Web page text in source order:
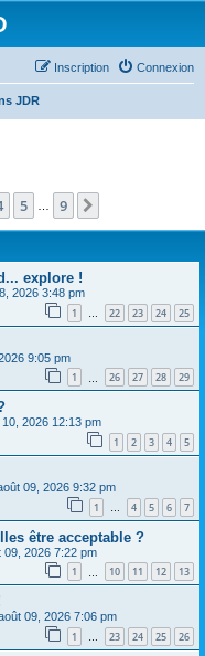
Connexion
Inscription
JDR
5 9
explore !
2026 3:48 pm
1 … 22 23 24 25
9:05 pm
1 26 27 28 29
10, 2026 12:13 pm
1 2 3 4 5
09, 2026 9:32 pm
1 … 4 5 6 7
être acceptable ?
09, 2026 7:22 pm
1 10 11 12 13
09, 2026 7:06 pm
1 … 23 24 25 26